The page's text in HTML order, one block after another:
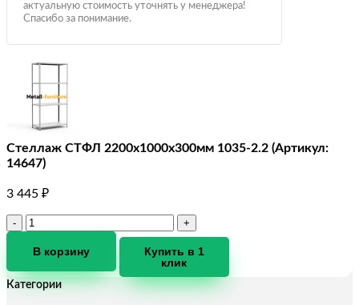
актуальную стоимость уточнять у менеджера!
Спасибо за понимание.
Стеллаж СТФЛ 2200x1000x300мм 1035-2.2 (Артикул:
14647)
3 445 ₽
Количество
Стеллаж
2200x1000x300мм
В корзину
Купить в 1
клик
Категории